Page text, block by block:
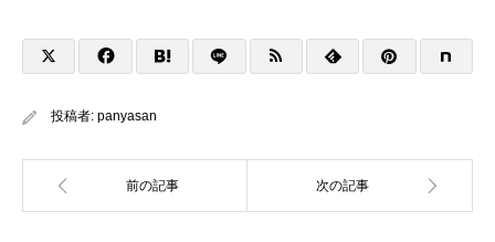
投稿者: panyasan